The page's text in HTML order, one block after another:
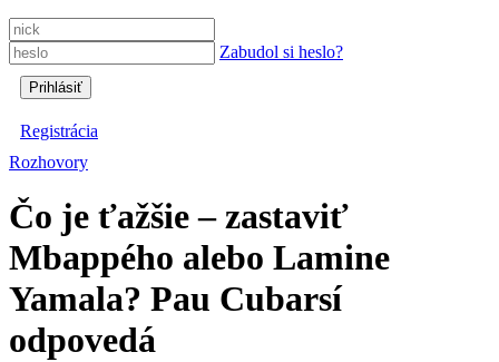
Zabudol si heslo?
Registrácia
Rozhovory
Čo je ťažšie – zastaviť
Mbappého alebo Lamine
Yamala? Pau Cubarsí
odpovedá